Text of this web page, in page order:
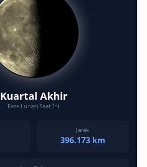
Kuartal Akhir
Fase Lunasi Saat Ini
Jarak
396.173 km